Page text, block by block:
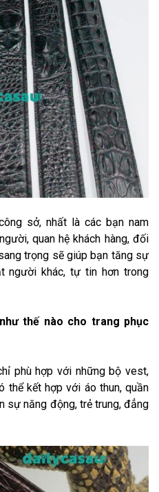
sở, nhất là các bạn nam
quan hệ khách hàng, đối
trọng sẽ giúp bạn tăng sự
người khác, tự tin hơn trong
thế nào cho trang phục
phù hợp với những bộ vest,
thể kết hợp với áo thun, quần
sự năng động, trẻ trung, đẳng